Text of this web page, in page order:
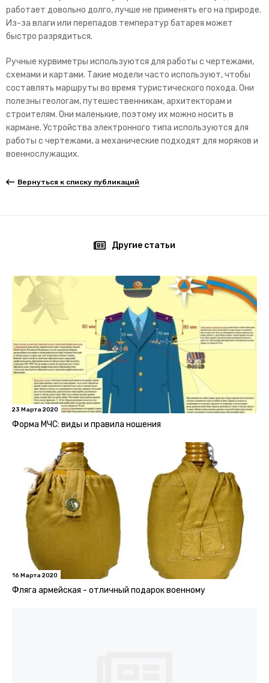
работает довольно долго, лучше не применять его на природе.
Из-за влаги или перепадов температур батарея может
быстро разрядиться.
Ручные курвиметры используются для работы с чертежами,
схемами и картами. Такие модели часто используют, чтобы
составлять маршруты во время туристического похода. Они
полезны геологам, путешественникам, архитекторам и
строителям. Они маленькие, поэтому их можно носить в
кармане. Устройства электронного типа используются для
работы с чертежами, а механические подходят для моряков и
военнослужащих.
Вернуться к списку публикаций
Другие статьи
23 Марта 2020
Форма МЧС: виды и правила ношения
16 Марта 2020
Фляга армейская - отличный подарок военному